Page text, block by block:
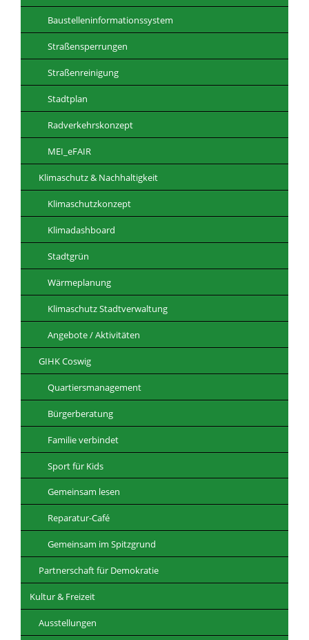
Baustelleninformationssystem
Straßensperrungen
Straßenreinigung
Stadtplan
Radverkehrskonzept
MEI_eFAIR
Klimaschutz & Nachhaltigkeit
Klimaschutzkonzept
Klimadashboard
Stadtgrün
Wärmeplanung
Klimaschutz Stadtverwaltung
Angebote / Aktivitäten
GIHK Coswig
Quartiersmanagement
Bürgerberatung
Familie verbindet
Sport für Kids
Gemeinsam lesen
Reparatur-Café
Gemeinsam im Spitzgrund
Partnerschaft für Demokratie
Kultur & Freizeit
Ausstellungen